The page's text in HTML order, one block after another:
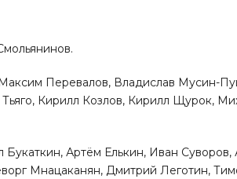
Перевалов, Владислав Мусин-
Кирилл Козлов, Кирилл Щурок,
Артём Елькин, Иван Суворов,
Мнацаканян, Дмитрий Леготин,